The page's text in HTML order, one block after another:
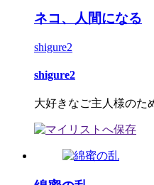
ネコ、人間になる
shigure2
shigure2
大好きなご主人様のた